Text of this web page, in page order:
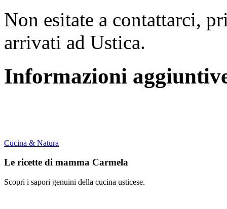
Non esitate a contattarci,
arrivati ad Ustica.
Informazioni
Cucina & Natura
Le ricette di mamma Carmela
Scopri i sapori genuini della cucina usticese.